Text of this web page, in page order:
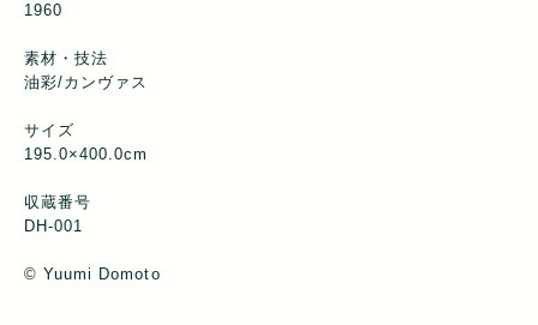
1960
素材・技法
油彩/カンヴァス
サイズ
195.0×400.0cm
収蔵番号
DH-001
©︎ Yuumi Domoto